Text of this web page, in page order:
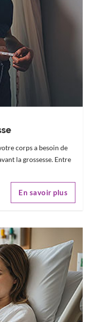
corps a besoin de
la grossesse. Entre
En savoir plus